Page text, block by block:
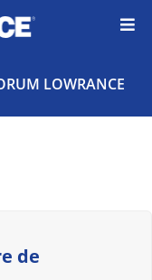
LOWRANCE
de